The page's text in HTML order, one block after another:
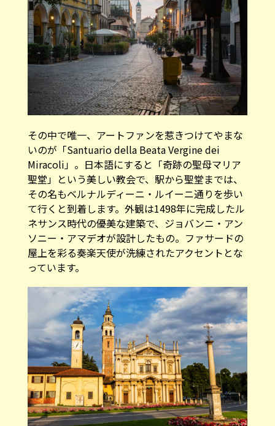
その中で唯一、アートファンを惹きつけてやまな
いのが「Santuario della Beata Vergine dei
Miracoli」。日本語にすると「奇跡の聖母マリア
聖堂」という美しい教会で、駅から聖堂までは、
その名もベルナルディーニ・ルイーニ通りを歩い
て行くと到着します。外観は1498年に完成したル
ネサンス時代の優美な建築で、ジョバンニ・アン
ソニー・アマデオが設計したもの。ファサードの
屋上を彩る奏楽天使が洗練されたアクセントとな
っています。